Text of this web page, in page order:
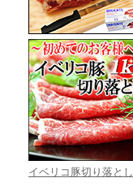
イベリコ豚切り落とし